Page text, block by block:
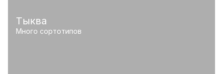
Тыква
Много сортотипов